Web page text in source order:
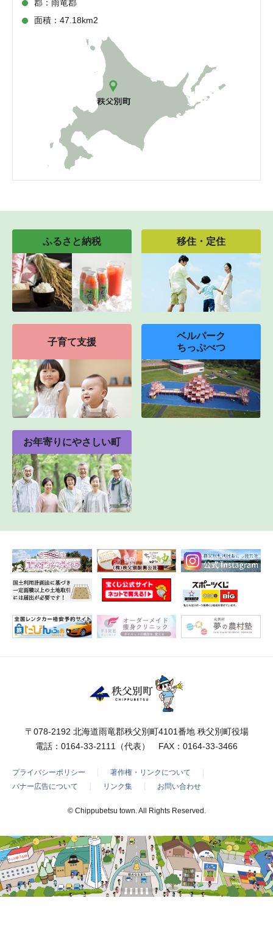
郡：雨竜郡
面積：47.18km2
ふるさと納税 移住・定住
子育て支援
ベルパーク
ちっぷべつ
お年寄りにやさしい町
〒078-2192 北海道雨竜郡秩父別町4101番地 秩父別町役場
電話： 0164-33-2111 （代表） FAX：0164-33-3466
プライバシーポリシー
著作権・リンクについて
バナー広告について
リンク集 お問い合わせ
© Chippubetsu town. All Rights Reserved.